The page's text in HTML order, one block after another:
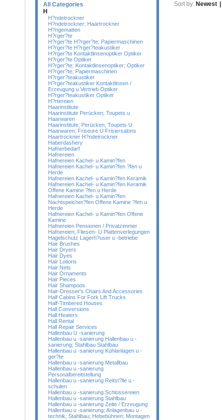
All Categories
H
H?ndetrockner
H?ndetrockner; Haartrockner
H?ngematten
H?rger?te
H?rger?te H?rger?te; Papiermaschinen
H?rger?te H?rger?teakustiker
H?rger?te Kontaktlinsenoptiker Optiker
H?rger?te Optiker
H?rger?te; Kontaktlinsenoptiker; Optiker
H?rger?te; Papiermaschinen
H?rger?teakustiker
H?rger?teakustiker Kontaktlinsen /
Erzeugung u Vertrieb Optiker
H?rger?teakustiker Optiker
H?rtereien
Haarinstitute
Haarinstitute Perücken; Toupets u
Haarwaren
Haarinstitute; Perücken; Toupets U
Haarwaren; Friseure U Frisiersalons
Haartrockner H?ndetrockner
Haberdashery
Hafnerbedarf
Hafnereien
Hafnereien Kachel- u Kamin?fen
Hafnereien Kachel- u Kamin?fen ?fen u
Herde
Hafnereien Kachel- u Kamin?fen Keramik
Hafnereien Kachel- u Kamin?fen Keramik
Offene Kamine ?fen u Herde
Hafnereien Kachel- u Kamin?fen
Nachtspeicher?fen Offene Kamine ?fen u
Herde
Hafnereien Kachel- u Kamin?fen Offene
Kamine
Hafnereien Pensionen / Privatzimmer
Hafnereien; Fliesen- U Plattenverlegungen
Hagelschutz Lagerh?user u -betriebe
Hair Brushes
Hair Dryers
Hair Dyes
Hair Lotions
Hair Nets
Hair Ornaments
Hair Pieces
Hair Shampoos
Hair-Dresser's Chairs And Accessories
Half Cabins For Fork Lift Trucks
Half-Timbered Houses
Hall Conversions
Hall Heaters
Hall Rental
Hall Repair Services
Hallenbau U -sanierung
Hallenbau u -sanierung Hallenbau u -
sanierung; Stahlbau Stahlbau
Hallenbau u -sanierung Kühlanlagen u -
ger?te
Hallenbau u -sanierung Metallbau
Hallenbau u -sanierung
Personalbereitstellung
Hallenbau u -sanierung Reitst?lle u -
schulen
Hallenbau u -sanierung Schlossereien
Hallenbau u -sanierung Stahlbau
Hallenbau u -sanierung Zelte / Erzeugung
Hallenbau u -sanierung; Anlagenbau u -
technik; Stahlbau; Hebebühnen; Montagen
Sort by: Newest